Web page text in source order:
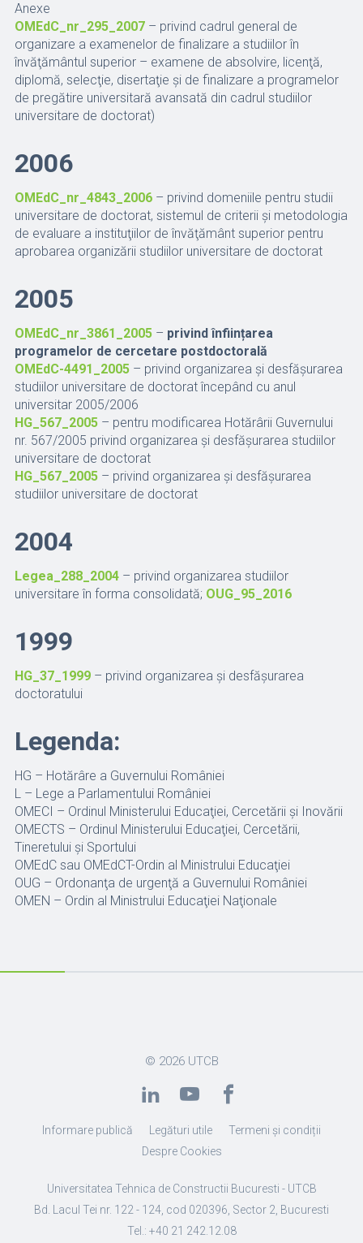
Anexe
OMEdC_nr_295_2007– privind cadrul general de
organizare a examenelor de finalizare a studiilor în
învăţământul superior – examene de absolvire, licenţă,
diplomă, selecţie, disertaţie şi de finalizare a programelor
de pregătire universitară avansată din cadrul studiilor
universitare de doctorat)
2006
OMEdC_nr_4843_2006– privind domeniile pentru studii
universitare de doctorat, sistemul de criterii şi metodologia
de evaluare a instituţiilor de învăţământ superior pentru
aprobarea organizării studiilor universitare de doctorat
2005
OMEdC_nr_3861_2005 – privind înființarea
programelor de cercetare postdoctorală
OMEdC-4491_2005– privind organizarea şi desfăşurarea
studiilor universitare de doctorat începând cu anul
universitar 2005/2006
HG_567_2005– pentru modificarea Hotărârii Guvernului
nr. 567/2005 privind organizarea şi desfăşurarea studiilor
universitare de doctorat
HG_567_2005 – privind organizarea şi desfăşurarea
studiilor universitare de doctorat
2004
Legea_288_2004– privind organizarea studiilor
universitare în forma consolidată; OUG_95_2016
1999
HG_37_1999 – privind organizarea şi desfăşurarea
doctoratului
Legenda:
HG – Hotărâre a Guvernului României
L – Lege a Parlamentului României
OMECI – Ordinul Ministerului Educaţiei, Cercetării şi Inovării
OMECTS – Ordinul Ministerului Educaţiei, Cercetării,
Tineretului şi Sportului
OMEdC sau OMEdCT-Ordin al Ministrului Educaţiei
OUG – Ordonanţa de urgenţă a Guvernului României
OMEN – Ordin al Ministrului Educaţiei Naţionale
© 2026 UTCB
Informare publică Legături utile
Termeni și condiții
Despre Cookies
Universitatea Tehnica de Constructii Bucuresti - UTCB
Bd. Lacul Tei nr. 122 - 124, cod 020396, Sector 2, Bucuresti
Tel.: +40 21 242.12.08